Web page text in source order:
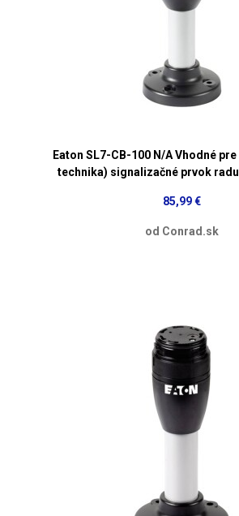
Eaton SL7-CB-100 N/A Vhodné
technika) signalizačné prvok radu
85,99 €
od Conrad.sk